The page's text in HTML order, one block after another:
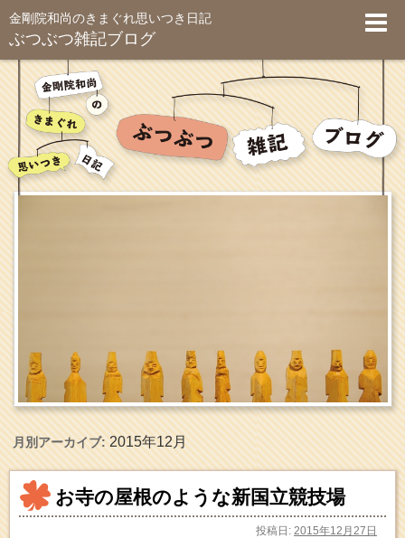
金剛院和尚のきまぐれ思いつき日記
ぶつぶつ雑記ブログ
月別アーカイブ:2015年12月
お寺の屋根のような新国立競技場
投稿日: 2015年12月27日